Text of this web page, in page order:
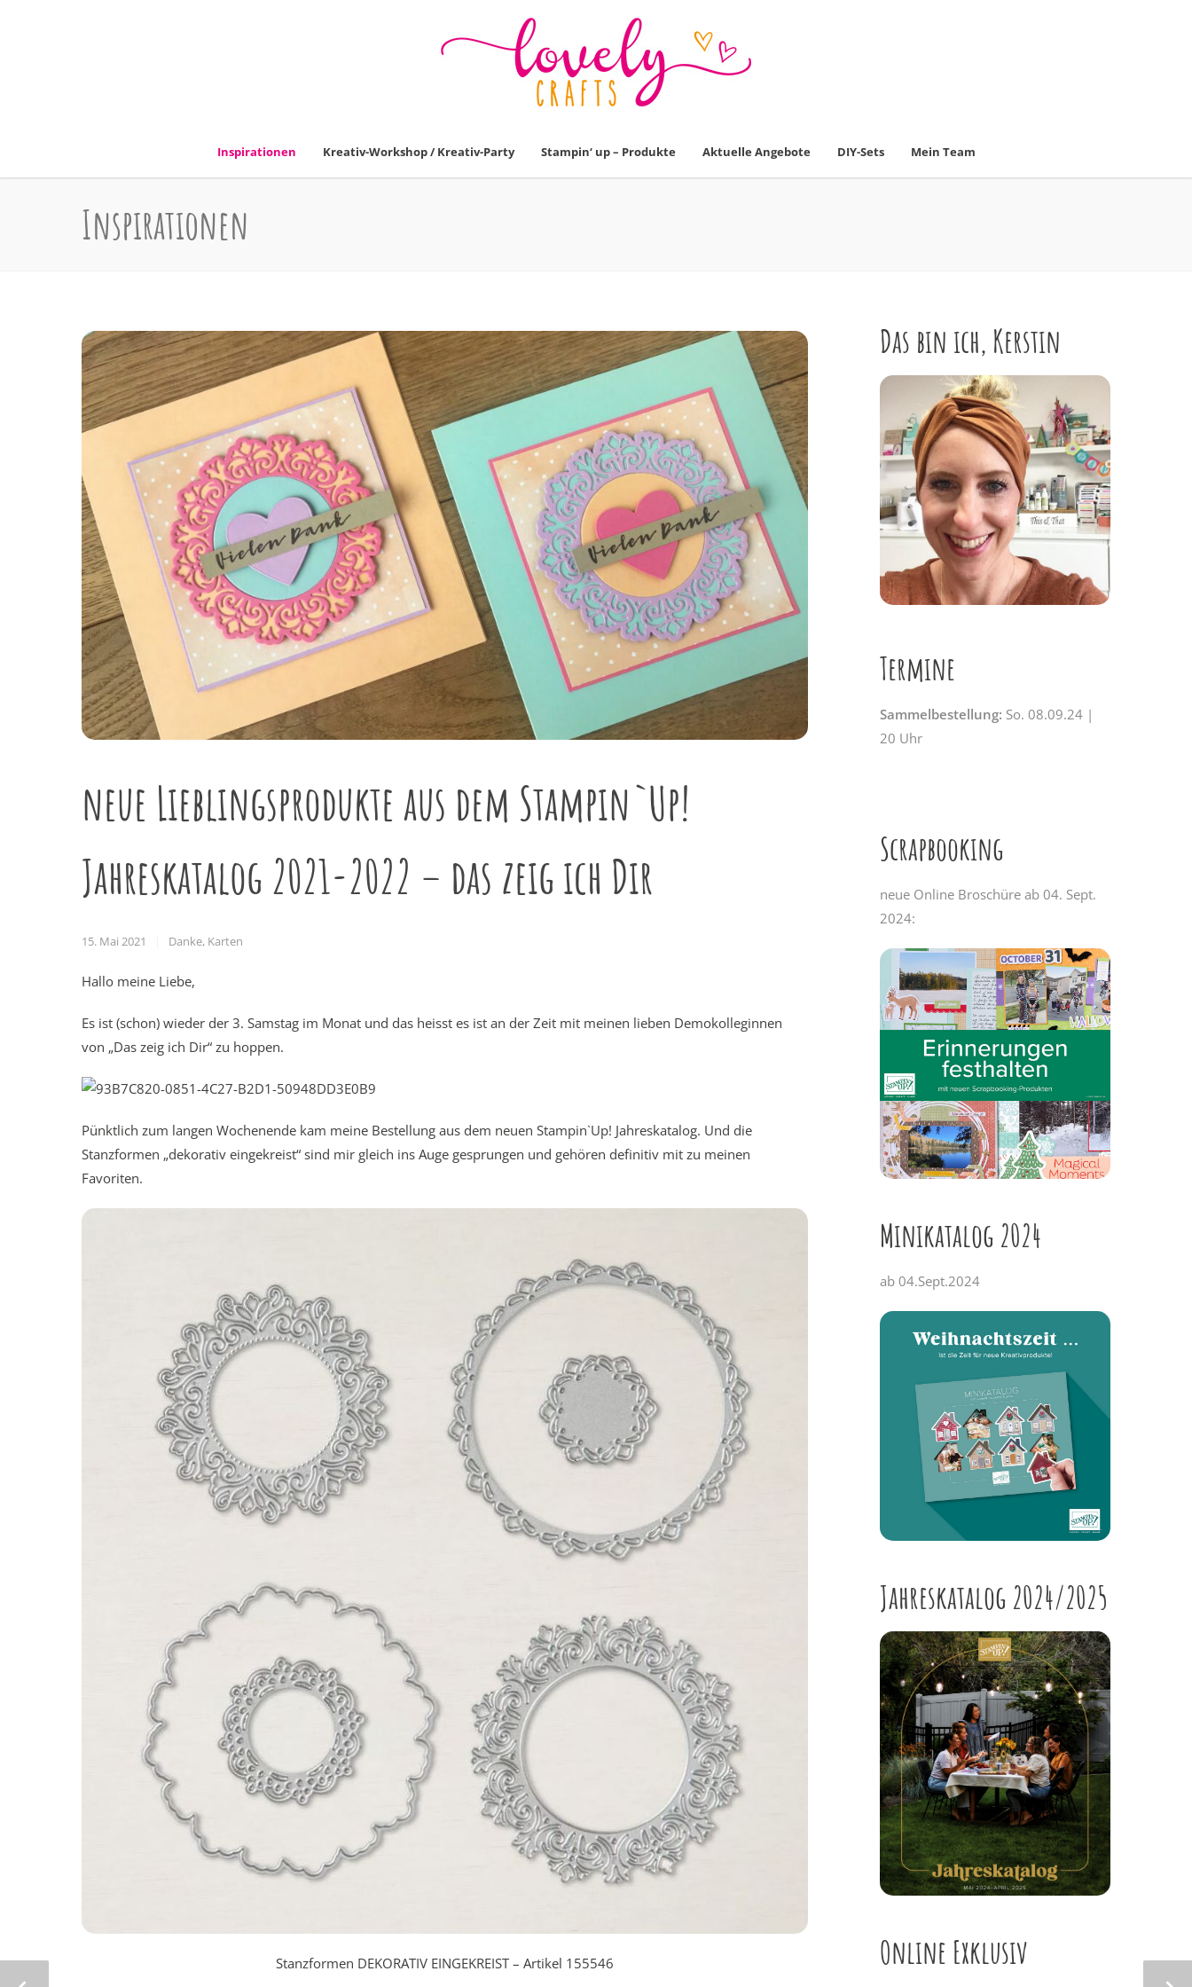
Inspirationen Kreativ-Workshop / Kreativ-Party Stampin‘ up – Produkte Aktuelle Angebote DIY-Sets Mein Team
Inspirationen
neue Lieblingsprodukte aus dem Stampin`Up!
Jahreskatalog 2021-2022 – das zeig ich Dir
15. Mai 2021 Danke, Karten
Hallo meine Liebe,
Es ist (schon) wieder der 3. Samstag im Monat und das heisst es ist an der Zeit mit meinen lieben Demokolleginnen
von „Das zeig ich Dir“ zu hoppen.
Pünktlich zum langen Wochenende kam meine Bestellung aus dem neuen Stampin`Up! Jahreskatalog. Und die
Stanzformen „dekorativ eingekreist“ sind mir gleich ins Auge gesprungen und gehören definitiv mit zu meinen
Favoriten.
Stanzformen DEKORATIV EINGEKREIST – Artikel 155546
Das bin ich, Kerstin
Termine
Sammelbestellung: So. 08.09.24 |
20 Uhr
Scrapbooking
neue Online Broschüre ab 04. Sept.
2024:
Minikatalog 2024
ab 04.Sept.2024
Jahreskatalog 2024/2025
Online Exklusiv